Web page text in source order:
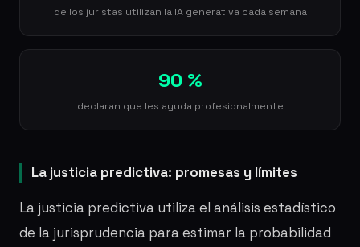
de los juristas utilizan la IA generativa cada semana
90 %
declaran que les ayuda profesionalmente
La justicia predictiva: promesas y límites
La justicia predictiva utiliza el análisis estadístico
de la jurisprudencia para estimar la probabilidad